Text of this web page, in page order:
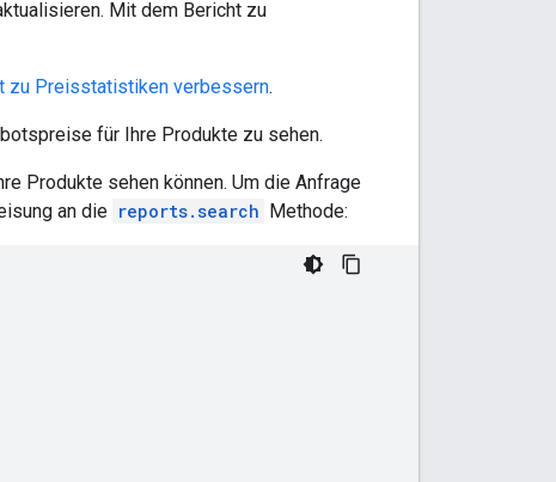
Mit dem Bericht zu
zu Preisstatistiken verbessern.
für Ihre Produkte zu sehen.
Produkte sehen können. Um die Anfrage
an die reports.search Methode: